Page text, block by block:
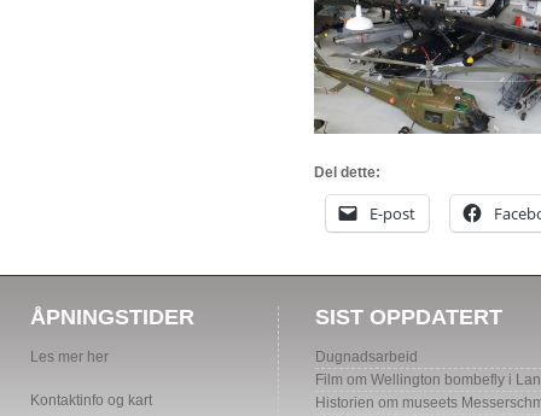
Del dette:
E-post
ÅPNINGSTIDER
Les mer her
Kontaktinfo og kart
SIST OPPDATERT
Dugnadsarbeid
Film om Wellington bombefly i
Historien om museets